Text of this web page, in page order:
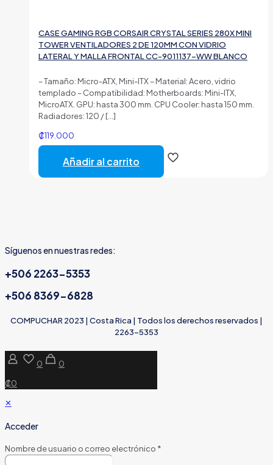
CASE GAMING RGB CORSAIR CRYSTAL SERIES 280X MINI
TOWER VENTILADORES 2 DE 120MM CON VIDRIO
LATERAL Y MALLA FRONTAL CC-9011137-WW BLANCO
– Tamaño: Micro-ATX, Mini-ITX – Material: Acero, vidrio
templado – Compatibilidad: Motherboards: Mini-ITX,
MicroATX. GPU: hasta 300 mm. CPU Cooler: hasta 150 mm.
Radiadores: 120 /[…]
₡119.000
Añadir al carrito
Síguenos en nuestras redes:
+506 2263-5353
+506 8369-6828
COMPUCHAR 2023 | Costa Rica | Todos los derechos reservados |
2263-5353
0
0
₡0
✕
Acceder
Nombre de usuario o correo electrónico *